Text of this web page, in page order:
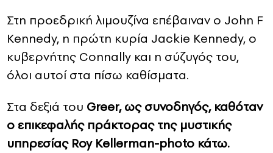
Στη προεδρική λιμουζίνα επέβαιναν ο John F
Kennedy, η πρώτη κυρία Jackie Kennedy, ο
κυβερνήτης Connally και η σύζυγός του,
όλοι αυτοί στα πίσω καθίσματα.
Στα δεξιά του Greer, ως συνοδηγός, καθόταν
ο επικεφαλής πράκτορας της μυστικής
υπηρεσίας Roy Kellerman-photo κάτω.